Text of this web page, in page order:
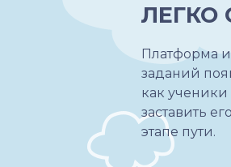
ЛЕГКО
Платформа
заданий
как ученики
заставить
этапе пути.